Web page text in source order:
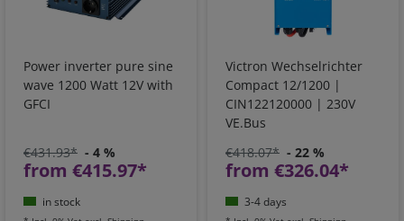
Power inverter pure sine
wave 1200 Watt 12V with
GFCI
€431.93* - 4 %
from €415.97*
in stock
Victron Wechselrichter
Compact 12/1200 |
CIN122120000 | 230V
VE.Bus
€418.07* - 22 %
from €326.04*
3-4 days